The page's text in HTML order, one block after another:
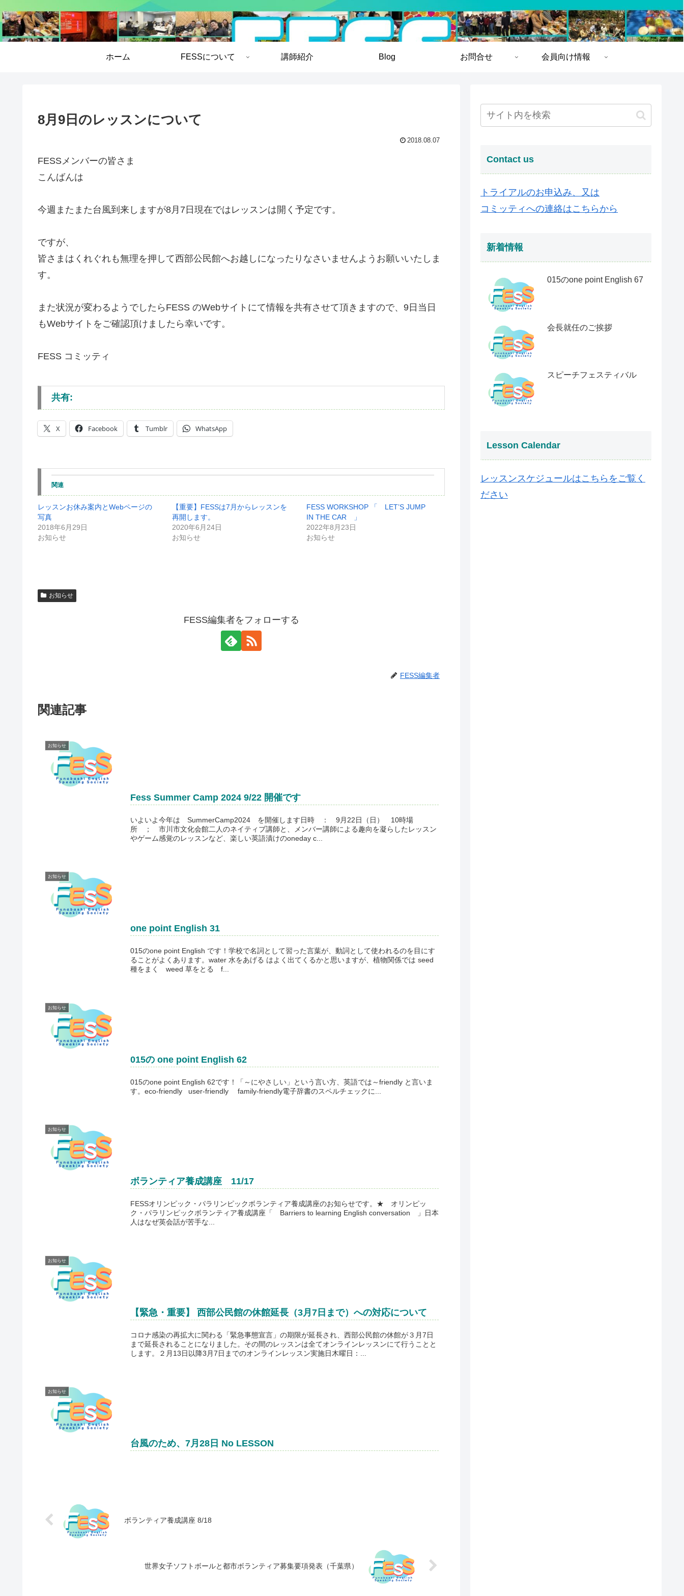
ホーム FESSについて 講師紹介 Blog お問合せ 会員向け情報
8月9日のレッスンについて
2018.08.07
FESSメンバーの皆さま
こんばんは
今週またまた台風到来しますが8月7日現在ではレッスンは開く予定です。
ですが、
皆さまはくれぐれも無理を押して西部公民館へお越しになったりなさいませんようお願いいたしま
す。
また状況が変わるようでしたらFESS のWebサイトにて情報を共有させて頂きますので、9日当日
もWebサイトをご確認頂けましたら幸いです。
FESS コミッティ
共有:
X Facebook Tumblr WhatsApp
関連
レッスンお休み案内とWebページの
写真
2018年6月29日
お知らせ
【重要】FESSは7月からレッスンを
再開します。
2020年6月24日
お知らせ
FESS WORKSHOP 「 LET’S JUMP
IN THE CAR 」
2022年8月23日
お知らせ
お知らせ
FESS編集者をフォローする
FESS編集者
関連記事
お知らせ
Fess Summer Camp 2024 9/22 開催です
いよいよ今年は SummerCamp2024 を開催します日時 ： 9月22日（日） 10時場
所 ； 市川市文化会館二人のネイティブ講師と、メンバー講師による趣向を凝らしたレッスン
やゲーム感覚のレッスンなど、楽しい英語漬けのoneday c...
お知らせ
one point English 31
015のone point English です！学校で名詞として習った言葉が、動詞として使われるのを目にす
ることがよくあります。water 水をあげる はよく出てくるかと思いますが、植物関係では seed
種をまく weed 草をとる f...
お知らせ
015の one point English 62
015のone point English 62です！「～にやさしい」という言い方、英語では～friendly と言いま
す。eco-friendly user-friendly family-friendly電子辞書のスペルチェックに...
お知らせ
ボランティア養成講座 11/17
FESSオリンピック・パラリンピックボランティア養成講座のお知らせです。★ オリンピッ
ク・パラリンピックボランティア養成講座「 Barriers to learning English conversation 」日本
人はなぜ英会話が苦手な...
お知らせ
【緊急・重要】 西部公民館の休館延長（3月7日まで）への対応について
コロナ感染の再拡大に関わる「緊急事態宣言」の期限が延長され、西部公民館の休館が３月7日
まで延長されることになりました。その間のレッスンは全てオンラインレッスンにて行うことと
します。２月13日以降3月7日までのオンラインレッスン実施日木曜日：...
お知らせ
台風のため、7月28日 No LESSON
ボランティア養成講座 8/18
世界女子ソフトボールと都市ボランティア募集要項発表（千葉県）
Contact us
トライアルのお申込み、又は
コミッティへの連絡はこちらから
新着情報
015のone point English 67
会長就任のご挨拶
スピーチフェスティバル
Lesson Calendar
レッスンスケジュールはこちらをご覧く
ださい